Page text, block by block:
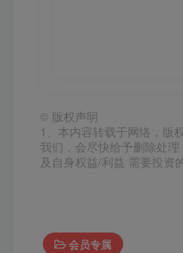
© 版权声明
1、本内容转载于网络，版
我们，会尽快给予删除处
及自身权益/利益 需要投资
会员专属